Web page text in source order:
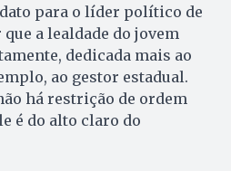
para o líder político de
a lealdade do jovem
dedicada mais ao
ao gestor estadual.
há restrição de ordem
é do alto claro do